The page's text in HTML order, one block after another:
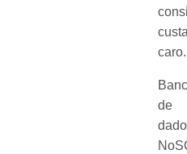
custa
caro.
de